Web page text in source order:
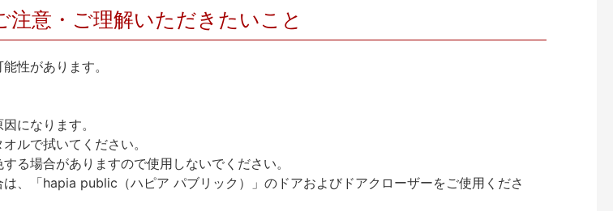
注意・ご理解いただきたいこと
性があります。
になります。
ルで拭いてください。
る場合がありますので使用しないでください。
、「hapia public（ハピア パブリック）」のドアおよびドアクローザーをご使用くださ